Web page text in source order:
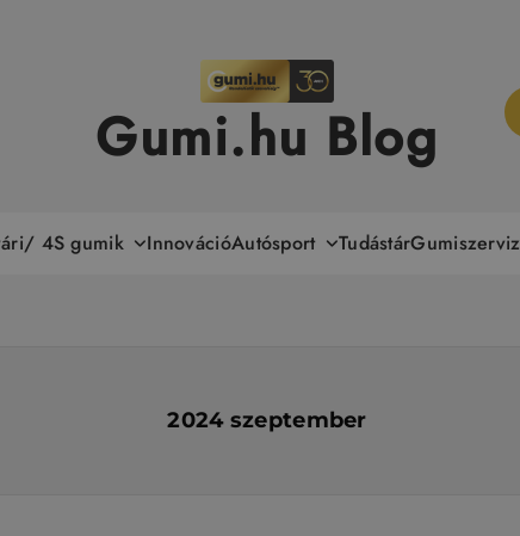
Gumi.hu Blog
4S gumik InnovációAutósport TudástárGumiszerviz
2024 szeptember